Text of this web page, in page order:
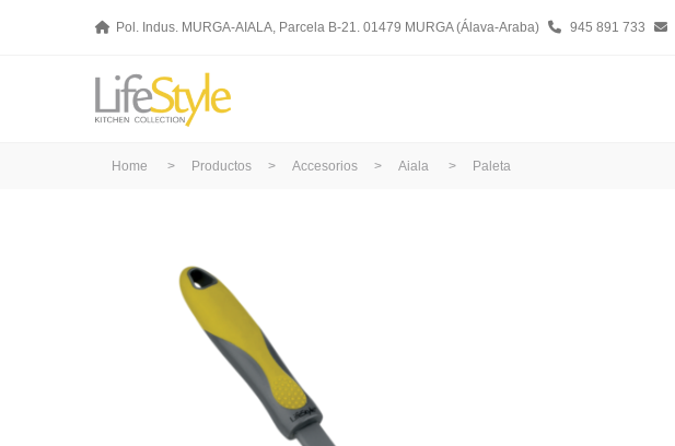
Pol. Indus. MURGA-AIALA, Parcela B-21. 01479 MURGA (Álava-Araba) 945 891 733
Home > Productos > Accesorios > Aiala > Paleta